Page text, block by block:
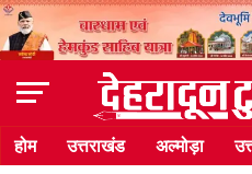
होम उत्तराखंड अल्मोड़ा